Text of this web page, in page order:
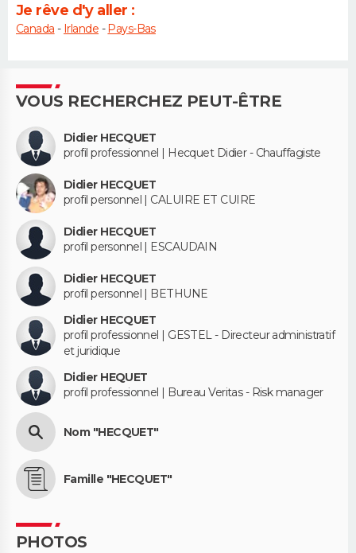
Je rêve d'y aller :
Canada - Irlande -Pays-Bas
VOUS RECHERCHEZ PEUT-ÊTRE
Didier HECQUET
profil professionnel | Hecquet Didier - Chauffagiste
Didier HECQUET
profil personnel | CALUIRE ET CUIRE
Didier HECQUET
profil personnel | ESCAUDAIN
Didier HECQUET
profil personnel | BETHUNE
Didier HECQUET
profil professionnel | GESTEL - Directeur administratif
et juridique
Didier HEQUET
profil professionnel | Bureau Veritas - Risk manager
Nom "HECQUET"
Famille "HECQUET"
PHOTOS